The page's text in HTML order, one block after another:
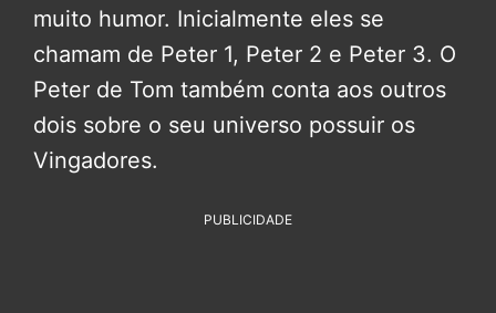
muito humor. Inicialmente eles se
chamam de Peter 1, Peter 2 e Peter 3. O
Peter de Tom também conta aos outros
dois sobre o seu universo possuir os
Vingadores.
PUBLICIDADE